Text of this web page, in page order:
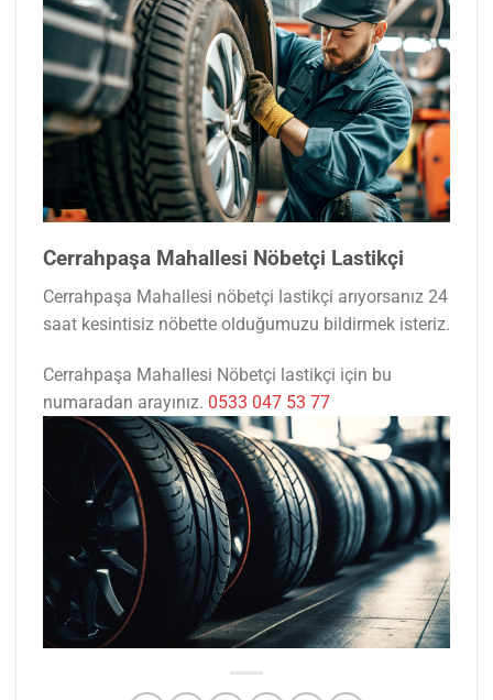
Cerrahpaşa Mahallesi Nöbetçi Lastikçi
Cerrahpaşa Mahallesi nöbetçi lastikçi arıyorsanız 24
saat kesintisiz nöbette olduğumuzu bildirmek isteriz.
Cerrahpaşa Mahallesi Nöbetçi lastikçi için bu
numaradan arayınız. 0533 047 53 77